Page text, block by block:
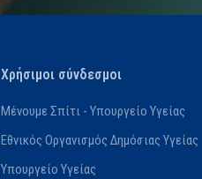
Χρήσιμοι σύνδεσμοι
Μένουμε Σπίτι - Υπουργείο Υγείας
Εθνικός Οργανισμός Δημόσιας Υγείας
Υπουργείο Υγείας